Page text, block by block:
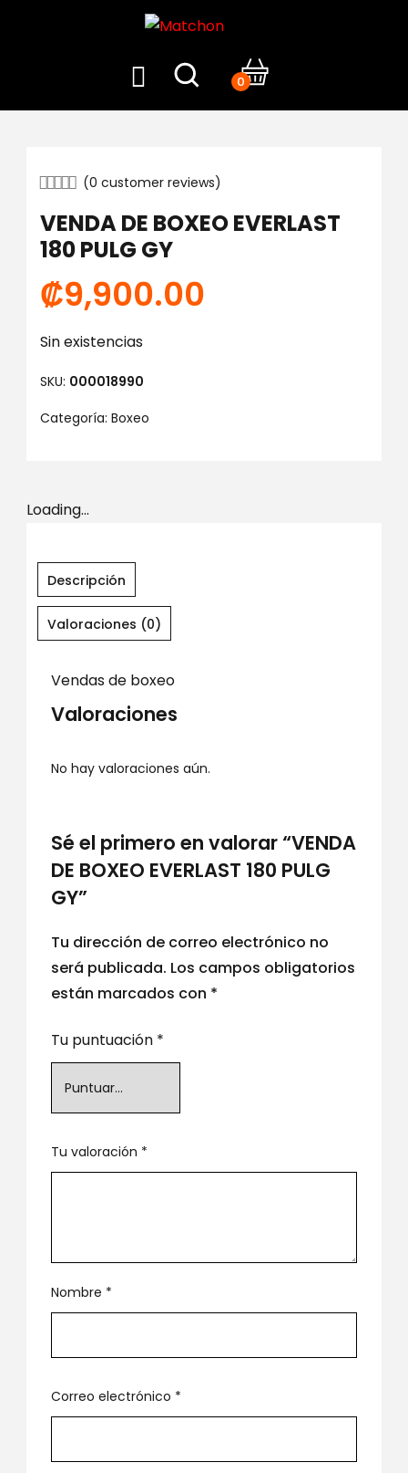
0
(0 customer reviews)
VENDA DE BOXEO EVERLAST
180 PULG GY
₡9,900.00
Sin existencias
SKU: 000018990
Categoría: Boxeo
Loading...
Descripción
Valoraciones (0)
Vendas de boxeo
Valoraciones
No hay valoraciones aún.
Sé el primero en valorar “VENDA
DE BOXEO EVERLAST 180 PULG
GY”
Tu dirección de correo electrónico no
será publicada. Los campos obligatorios
están marcados con *
Tu puntuación *
Tu valoración *
Nombre *
Correo electrónico *